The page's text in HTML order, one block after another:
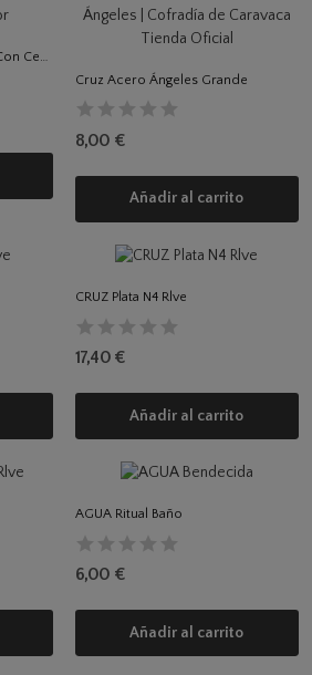
Cruz De Caravaca De Plata Con Cenefa Exterior
Cruz Acero Ángeles Grande
8,00 €
Añadir al carrito
CRUZ Plata N4 Rlve
17,40 €
Añadir al carrito
AGUA Ritual Baño
6,00 €
Añadir al carrito